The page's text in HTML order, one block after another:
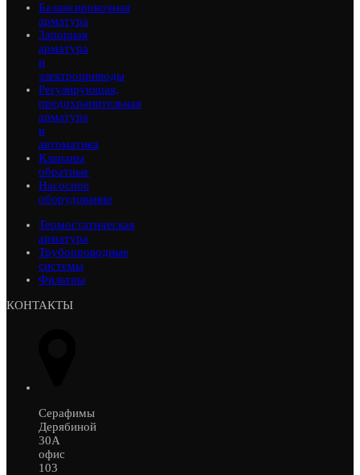
Балансировочная
арматура
Запорная
арматура
и
электроприводы
Регулирующая,
предохранительная
арматура
и
автоматика
Клапаны
обратные
Насосное
оборудование
Термостатическая
арматура
Трубопроводные
системы
Фильтры
КОНТАКТЫ
Серафимы
Дерябиной
30А
офис
103